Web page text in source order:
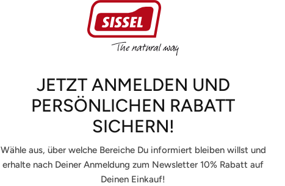
JETZT ANMELDEN UND
PERSÖNLICHEN RABATT
SICHERN!
Wähle aus, über welche Bereiche Du informiert bleiben willst und
erhalte nach Deiner Anmeldung zum Newsletter 10% Rabatt auf
Deinen Einkauf!